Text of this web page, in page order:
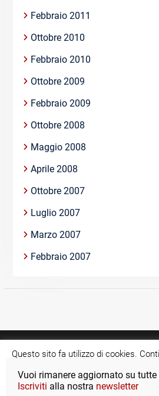
Febbraio 2011
Ottobre 2010
Febbraio 2010
Ottobre 2009
Febbraio 2009
Ottobre 2008
Maggio 2008
Aprile 2008
Ottobre 2007
Luglio 2007
Marzo 2007
Febbraio 2007
Copyright © >Tutti i
Questo sito fa utilizzo di cookies.
acconsente all'utilizzo di tale
ACCETTA
Vuoi rimanere aggiornato su
Iscriviti alla nostra newsletter